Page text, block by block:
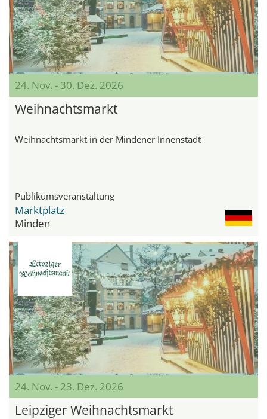
24. Nov. - 30. Dez. 2026
Weihnachtsmarkt
Weihnachtsmarkt in der Mindener Innenstadt
Publikumsveranstaltung
Marktplatz
Minden
24. Nov. - 23. Dez. 2026
Leipziger Weihnachtsmarkt